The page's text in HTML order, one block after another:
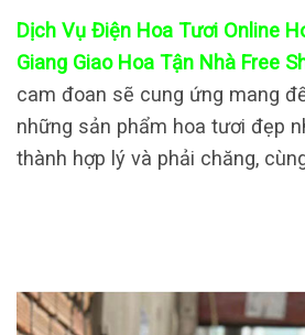
Dịch Vụ Điện Hoa Tươi Online
Giang Giao Hoa Tận Nhà Free
cam đoan sẽ cung ứng mang
những sản phẩm hoa tươi đẹp
thành hợp lý và phải chăng,